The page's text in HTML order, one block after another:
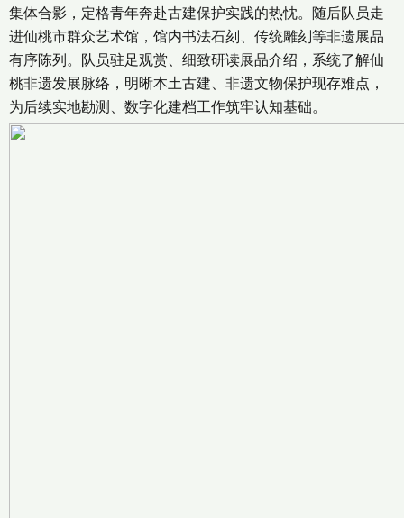
集体合影，定格青年奔赴古建保护实践的热忱。随后队员走
进仙桃市群众艺术馆，馆内书法石刻、传统雕刻等非遗展品
有序陈列。队员驻足观赏、细致研读展品介绍，系统了解仙
桃非遗发展脉络，明晰本土古建、非遗文物保护现存难点，
为后续实地勘测、数字化建档工作筑牢认知基础。